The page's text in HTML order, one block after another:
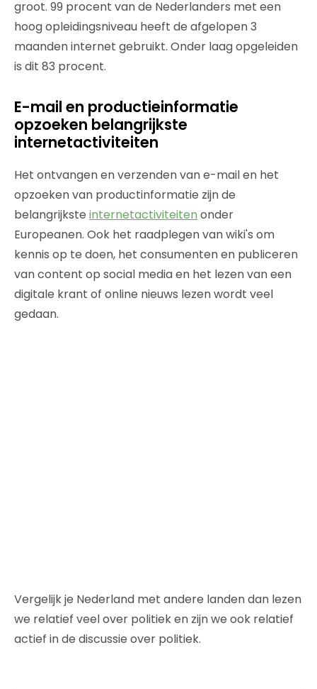
groot. 99 procent van de Nederlanders met een
hoog opleidingsniveau heeft de afgelopen 3
maanden internet gebruikt. Onder laag opgeleiden
is dit 83 procent.
E-mail en productieinformatie
opzoeken belangrijkste
internetactiviteiten
Het ontvangen en verzenden van e-mail en het
opzoeken van productinformatie zijn de
belangrijkste internetactiviteiten onder
Europeanen. Ook het raadplegen van wiki's om
kennis op te doen, het consumenten en publiceren
van content op social media en het lezen van een
digitale krant of online nieuws lezen wordt veel
gedaan.
Vergelijk je Nederland met andere landen dan lezen
we relatief veel over politiek en zijn we ook relatief
actief in de discussie over politiek.